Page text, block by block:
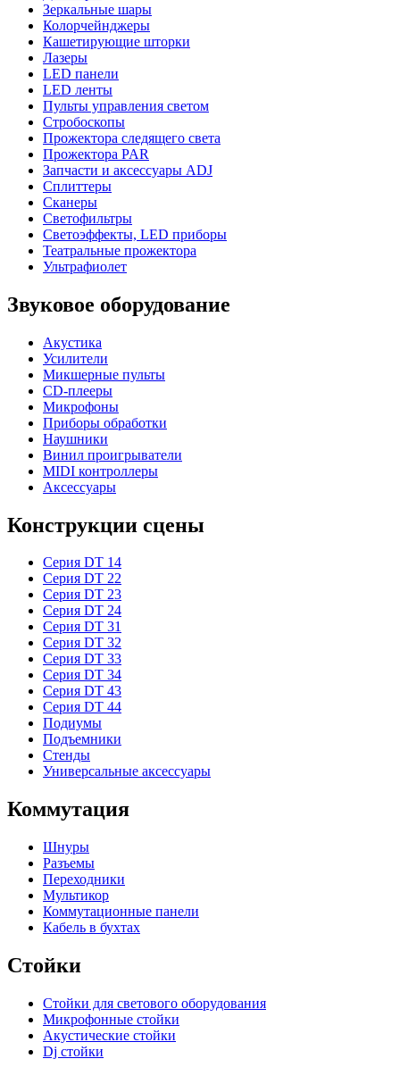
Зеркальные шары
Колорчейнджеры
Кашетирующие шторки
Лазеры
LED панели
LED ленты
Пульты управления светом
Стробоскопы
Прожектора следящего света
Прожектора PAR
Запчасти и аксессуары ADJ
Сплиттеры
Сканеры
Светофильтры
Светоэффекты, LED приборы
Театральные прожектора
Ультрафиолет
Звуковое оборудование
Акустика
Усилители
Микшерные пульты
CD-плееры
Микрофоны
Приборы обработки
Наушники
Винил проигрыватели
MIDI контроллеры
Аксессуары
Конструкции сцены
Серия DT 14
Серия DT 22
Серия DT 23
Серия DT 24
Серия DT 31
Серия DT 32
Серия DT 33
Серия DT 34
Серия DT 43
Серия DT 44
Подиумы
Подъемники
Стенды
Универсальные аксессуары
Коммутация
Шнуры
Разъемы
Переходники
Мультикор
Коммутационные панели
Кабель в бухтах
Стойки
Стойки для светового оборудования
Микрофонные стойки
Акустические стойки
Dj стойки